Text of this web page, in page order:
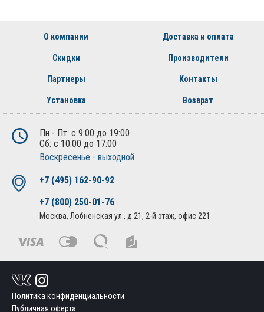
О компании Доставка и оплата
Скидки Производители
Партнеры Контакты
Установка Возврат
Пн - Пт: с 9:00 до 19:00
Сб: с 10:00 до 17:00
Воскресенье - выходной
+7 (495) 162-90-92
+7 (800) 250-01-76
Москва, Лобненская ул., д.21, 2-й этаж, офис 221
Политика конфиденциальности
Публичная оферта